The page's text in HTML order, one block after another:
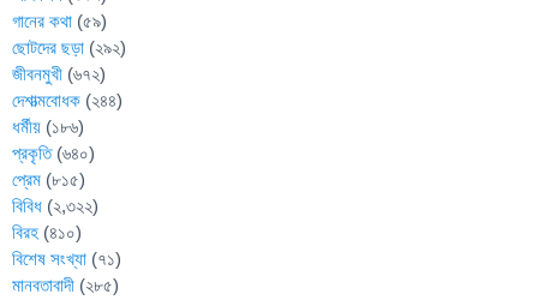
গানের কথা (৫৯)
ছোটদের ছড়া (২৯২)
জীবনমুখী (৬৭২)
দেশাত্মবোধক (২৪৪)
ধর্মীয় (১৮৬)
প্রকৃতি(৬৪০)
প্রেম (৮১৫)
বিবিধ (২,৩২২)
বিরহ (৪১০)
বিশেষ সংখ্যা (৭১)
মানবতাবাদী (২৮৫)